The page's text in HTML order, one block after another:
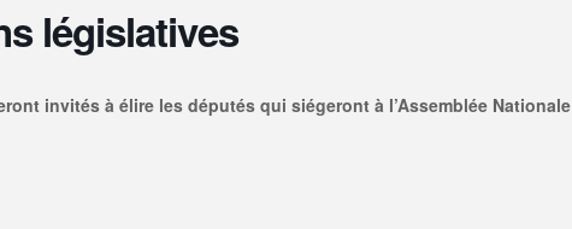
législatives
invités à élire les députés qui siégeront à l’Assemblée Nationale